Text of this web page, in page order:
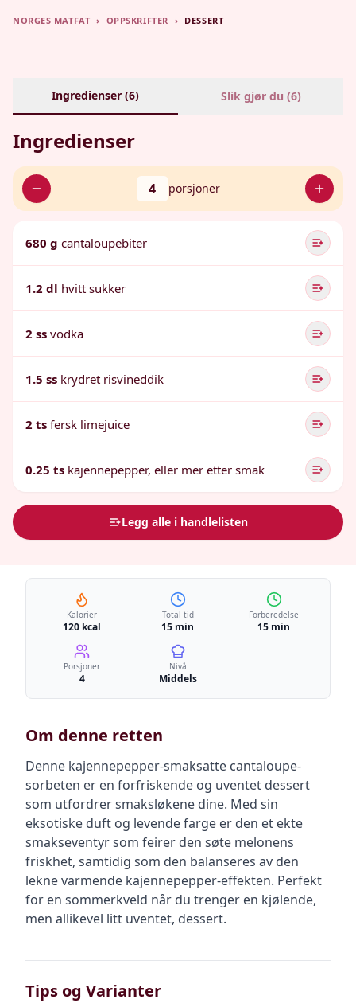
NORGES MATFAT › OPPSKRIFTER › DESSERT
Ingredienser (6) Slik gjør du (6)
Ingredienser
4 porsjoner
680 g cantaloupebiter
1.2 dl hvitt sukker
2 ss vodka
1.5 ss krydret risvineddik
2 ts fersk limejuice
0.25 ts kajennepepper, eller mer etter smak
Legg alle i handlelisten
Kalorier
120 kcal
Total tid
15 min
Forberedelse
15 min
Porsjoner
4
Nivå
Middels
Om denne retten
Denne kajennepepper-smaksatte cantaloupe-
sorbeten er en forfriskende og uventet dessert
som utfordrer smaksløkene dine. Med sin
eksotiske duft og levende farge er den et ekte
smakseventyr som feirer den søte melonens
friskhet, samtidig som den balanseres av den
lekne varmende kajennepepper-effekten. Perfekt
for en sommerkveld når du trenger en kjølende,
men allikevel litt uventet, dessert.
Tips og Varianter